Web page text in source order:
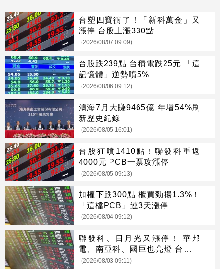
台塑四寶衝了！「新科萬金」又
漲停 台股上漲330點
(2026/08/07 09:09)
台股跌239點 台積電跌25元 「這
記憶體」逆勢噴5%
(2026/08/06 09:12)
鴻海7月大賺9465億 年增54%刷
新歷史紀錄
(2026/08/05 16:01)
台股狂噴1410點！聯發科重返
4000元 PCB一票攻漲停
(2026/08/05 09:13)
加權下跌300點 櫃買勁揚1.3%！
「這檔PCB」連3天漲停
(2026/08/04 09:12)
聯發科、日月光又漲停！ 華邦
電、南亞科、國巨也亮燈 台股漲
230點
(2026/08/03 09:11)